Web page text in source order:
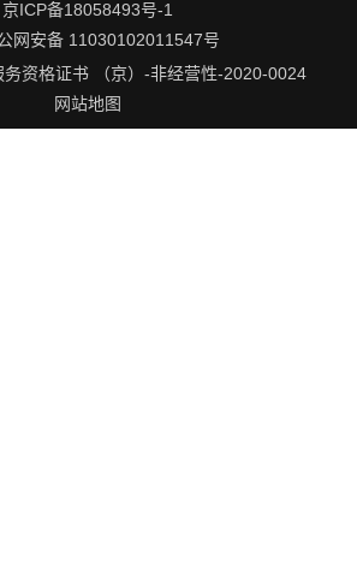
京ICP备18058493号-1
网安备 11030102011547号
务资格证书 （京）-非经营性-2020-0024
网站地图